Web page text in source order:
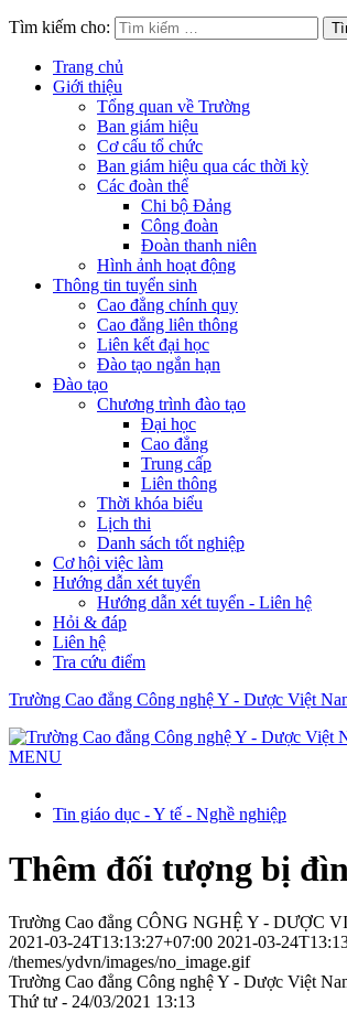
Tìm kiếm cho:
Trang chủ
Giới thiệu
Tổng quan về Trường
Ban giám hiệu
Cơ cấu tổ chức
Ban giám hiệu qua các thời kỳ
Các đoàn thể
Chi bộ Đảng
Công đoàn
Đoàn thanh niên
Hình ảnh hoạt động
Thông tin tuyển sinh
Cao đẳng chính quy
Cao đẳng liên thông
Liên kết đại học
Đào tạo ngắn hạn
Đào tạo
Chương trình đào tạo
Đại học
Cao đẳng
Trung cấp
Liên thông
Thời khóa biểu
Lịch thi
Danh sách tốt nghiệp
Cơ hội việc làm
Hướng dẫn xét tuyển
Hướng dẫn xét tuyển - Liên hệ
Hỏi & đáp
Liên hệ
Tra cứu điểm
Trường Cao đẳng Công nghệ Y - Dược Việt
MENU
Tin giáo dục - Y tế - Nghề nghiệp
Thêm đối tượng bị
Trường Cao đẳng CÔNG NGHỆ Y - DƯỢC
2021-03-24T13:13:27+07:00 2021-03-
/themes/ydvn/images/no_image.gif
Trường Cao đẳng Công nghệ Y - Dược Việt
Thứ tư - 24/03/2021 13:13